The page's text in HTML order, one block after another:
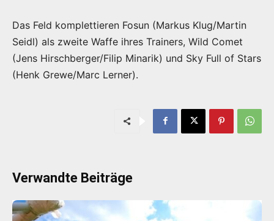
Das Feld komplettieren Fosun (Markus Klug/Martin
Seidl) als zweite Waffe ihres Trainers, Wild Comet
(Jens Hirschberger/Filip Minarik) und Sky Full of Stars
(Henk Grewe/Marc Lerner).
Verwandte Beiträge